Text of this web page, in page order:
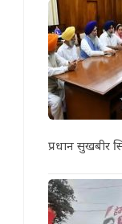
प्रधान सुखबीर